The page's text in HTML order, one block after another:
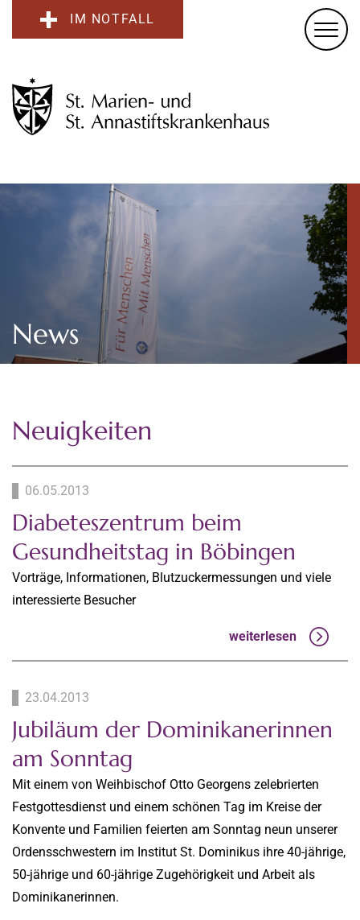
IM NOTFALL
News
Neuigkeiten
06.05.2013
Diabeteszentrum beim
Gesundheitstag in Böbingen
Vorträge, Informationen, Blutzuckermessungen und viele
interessierte Besucher
weiterlesen
23.04.2013
Jubiläum der Dominikanerinnen
am Sonntag
Mit einem von Weihbischof Otto Georgens zelebrierten
Festgottesdienst und einem schönen Tag im Kreise der
Konvente und Familien feierten am Sonntag neun unserer
Ordensschwestern im Institut St. Dominikus ihre 40-jährige,
50-jährige und 60-jährige Zugehörigkeit und Arbeit als
Dominikanerinnen.